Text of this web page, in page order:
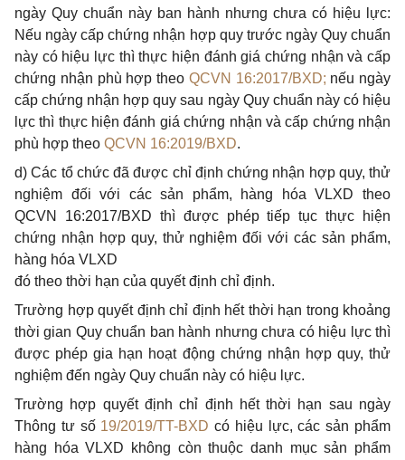
ngày Quy chuẩn này ban hành nhưng chưa có hiệu lực:
Nếu ngày cấp chứng nhận hợp quy trước ngày Quy chuẩn
này có hiệu lực thì thực hiện đánh giá chứng nhận và cấp
chứng nhận phù hợp theo QCVN 16:2017/BXD; nếu ngày
cấp chứng nhận hợp quy sau ngày Quy chuẩn này có hiệu
lực thì thực hiện đánh giá chứng nhận và cấp chứng nhận
phù hợp theo QCVN 16:2019/BXD.
d) Các tổ chức đã được chỉ định chứng nhận hợp quy, thử
nghiệm đối với các sản phẩm, hàng hóa VLXD theo
QCVN 16:2017/BXD thì được phép tiếp tục thực hiện
chứng nhận hợp quy, thử nghiệm đối với các sản phẩm,
hàng hóa VLXD
đó theo thời hạn của quyết định chỉ định.
Trường hợp quyết định chỉ định hết thời hạn trong khoảng
thời gian Quy chuẩn ban hành nhưng chưa có hiệu lực thì
được phép gia hạn hoạt động chứng nhận hợp quy, thử
nghiệm đến ngày Quy chuẩn này có hiệu lực.
Trường hợp quyết định chỉ định hết thời hạn sau ngày
Thông tư số 19/2019/TT-BXD có hiệu lực, các sản phẩm
hàng hóa VLXD không còn thuộc danh mục sản phẩm